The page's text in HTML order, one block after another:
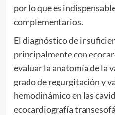
por lo que es
complementarios.
El diagnóstico de
principalmente con
evaluar la anatomía de la
grado de regurgitación y
hemodinámico en las
ecocardiografía